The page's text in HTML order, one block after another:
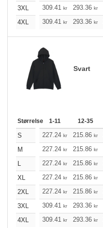
3XL
309.41 kr 293.36 kr
4XL
309.41 kr 293.36 kr
Svart
Størrelse 1-11 12-35
S 227.24 kr 215.86 kr
M
227.24 kr 215.86 kr
L
227.24 kr 215.86 kr
XL
227.24 kr 215.86 kr
2XL
227.24 kr 215.86 kr
3XL
309.41 kr 293.36 kr
4XL
309.41 kr 293.36 kr